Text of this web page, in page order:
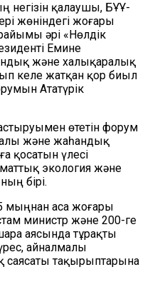
негізін қалаушы, БҰҰ-
жөніндегі жоғары
әрі «Нөлдік
Емине
және халықаралық
келе жатқан қор биыл
Ататүрік
өтетін форум
және жаһандық
қосатын үлесі
экология және
бірі.
мыңнан аса жоғары
министр және 200-ге
аясында тұрақты
айналмалы
саясаты тақырыптарына